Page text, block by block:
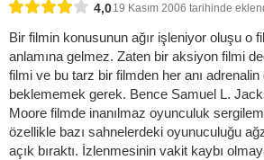
4,019 Kasım 2006 tarihinde
Bir filmin konusunun ağır işleniyor oluşu o
anlamına gelmez. Zaten bir aksiyon filmi
filmi ve bu tarz bir filmden her anı
beklememek gerek. Bence Samuel L.
Moore filmde inanılmaz oyunculuk
özellikle bazı sahnelerdeki oyunuculuğu
açık bıraktı. İzlenmesinin vakit kaybı